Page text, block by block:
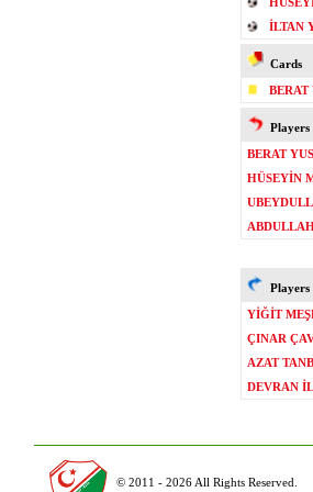
İLTAN
Cards
BERAT
Players
BERAT
HÜSEYİN
Players
YİĞİT
ÇINAR
AZAT
DEVRAN
© 2011 - 2026 All Rights Reserved.